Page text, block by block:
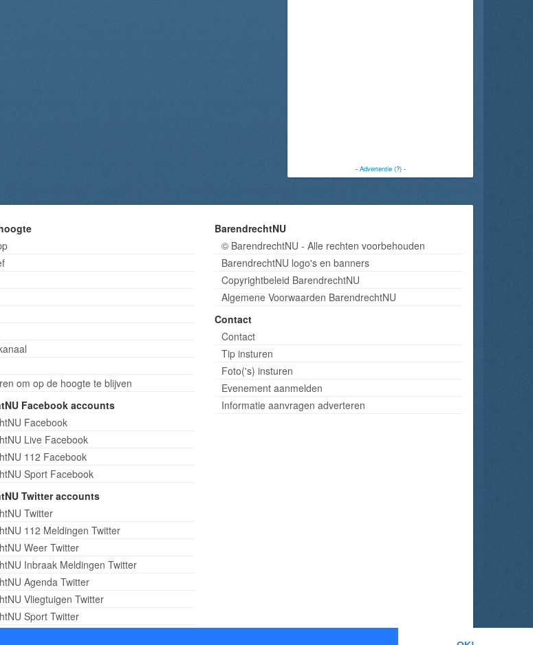
- Advertentie (?)-
om op de hoogte te blijven
Facebook accounts
Facebook
Live Facebook
112 Facebook
Sport Facebook
Twitter accounts
Twitter
112 Meldingen Twitter
Weer Twitter
Inbraak Meldingen Twitter
Agenda Twitter
Vliegtuigen Twitter
Sport Twitter
BarendrechtNU
© BarendrechtNU - Alle rechten voorbehouden
BarendrechtNU logo's en banners
Copyrightbeleid BarendrechtNU
Algemene Voorwaarden BarendrechtNU
Contact
Contact
Tip insturen
Foto('s) insturen
Evenement aanmelden
Informatie aanvragen adverteren